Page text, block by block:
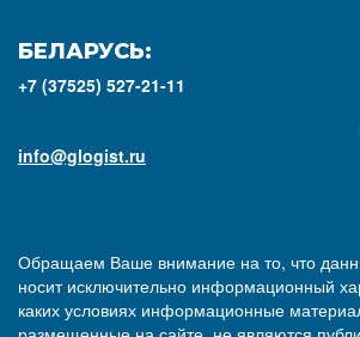
БЕЛАРУСЬ:
+7 (37525) 527-21-11
info@glogist.ru
Обращаем Ваше внимание на то, что
носит исключительно информационный
каких условиях информационные